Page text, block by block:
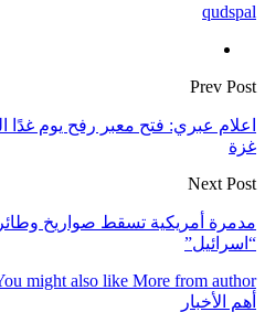
qudspal
Prev Post
اعلام عبري: فتح معبر رفح يوم
غزة
Next Post
مدمرة أمريكية تسقط صواريخ
“اسرائيل”
might also like More from author
أهم الأخبار